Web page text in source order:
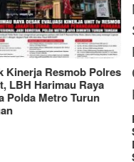
Memanas, Heri